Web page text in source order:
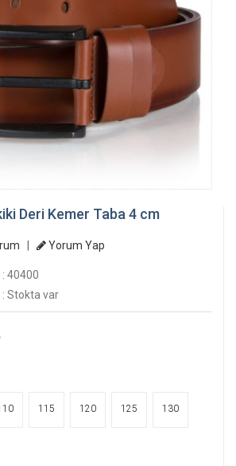
Deri Kemer Taba 4 cm
Yorum Yap
: 40400
: Stokta var
115 120 125 130